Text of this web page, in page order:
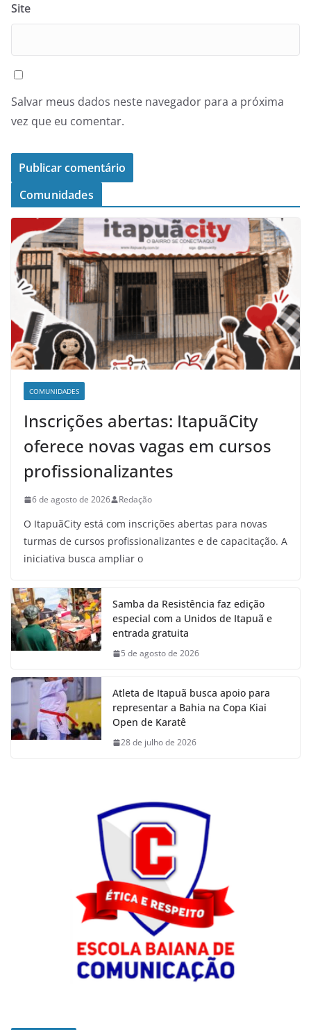
Site
Salvar meus dados neste navegador para a próxima
vez que eu comentar.
Comunidades
COMUNIDADES
Inscrições abertas: ItapuãCity
oferece novas vagas em cursos
profissionalizantes
6 de agosto de 2026 Redação
O ItapuãCity está com inscrições abertas para novas
turmas de cursos profissionalizantes e de capacitação. A
iniciativa busca ampliar o
Samba da Resistência faz edição
especial com a Unidos de Itapuã e
entrada gratuita
5 de agosto de 2026
Atleta de Itapuã busca apoio para
representar a Bahia na Copa Kiai
Open de Karatê
28 de julho de 2026